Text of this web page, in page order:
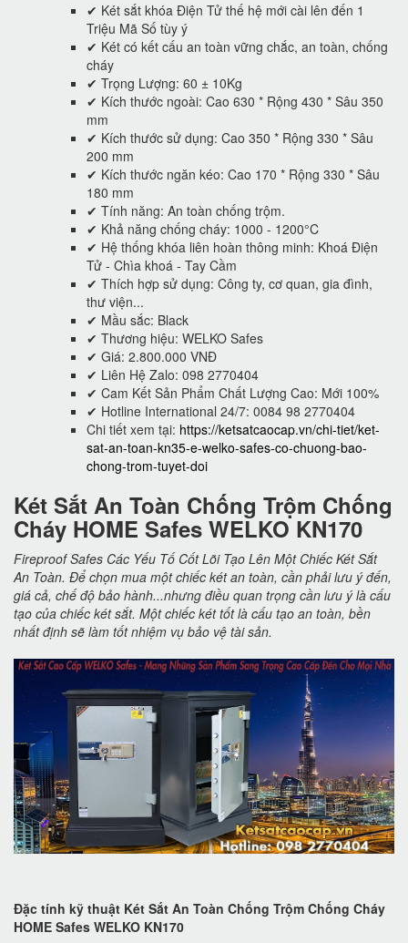
✔ Két sắt khóa Điện Tử thế hệ mới cài lên đến 1
Triệu Mã Số tùy ý
✔ Két có kết cấu an toàn vững chắc, an toàn, chống
cháy
✔ Trọng Lượng: 60 ± 10Kg
✔ Kích thước ngoài: Cao 630 * Rộng 430 * Sâu 350
mm
✔ Kích thước sử dụng: Cao 350 * Rộng 330 * Sâu
200 mm
✔ Kích thước ngăn kéo: Cao 170 * Rộng 330 * Sâu
180 mm
✔ Tính năng: An toàn chống trộm.
✔ Khả năng chống cháy: 1000 - 1200°C
✔ Hệ thống khóa liên hoàn thông minh: Khoá Điện
Tử - Chìa khoá - Tay Cầm
✔ Thích hợp sử dụng: Công ty, cơ quan, gia đình,
thư viện...
✔ Mầu sắc: Black
✔ Thương hiệu: WELKO Safes
✔ Giá: 2.800.000 VNĐ
✔ Liên Hệ Zalo: 098 2770404
✔ Cam Kết Sản Phẩm Chất Lượng Cao: Mới 100%
✔ Hotline International 24/7: 0084 98 2770404
Chi tiết xem tại: https://ketsatcaocap.vn/chi-tiet/ket-
sat-an-toan-kn35-e-welko-safes-co-chuong-bao-
chong-trom-tuyet-doi
Két Sắt An Toàn Chống Trộm Chống
Cháy HOME Safes WELKO KN170
Fireproof Safes Các Yếu Tố Cốt Lõi Tạo Lên Một Chiếc Két Sắt
An Toàn. Để chọn mua một chiếc két an toàn, cần phải lưu ý đến,
giá cả, chế độ bảo hành...nhưng điều quan trọng cần lưu ý là cấu
tạo của chiếc két sắt. Một chiếc két tốt là cấu tạo an toàn, bền
nhất định sẽ làm tốt nhiệm vụ bảo vệ tài sản.
Đặc tính kỹ thuật Két Sắt An Toàn Chống Trộm Chống Cháy
HOME Safes WELKO KN170